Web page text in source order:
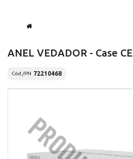
ANEL VEDADOR - Case CE
Cód./PN 72210468